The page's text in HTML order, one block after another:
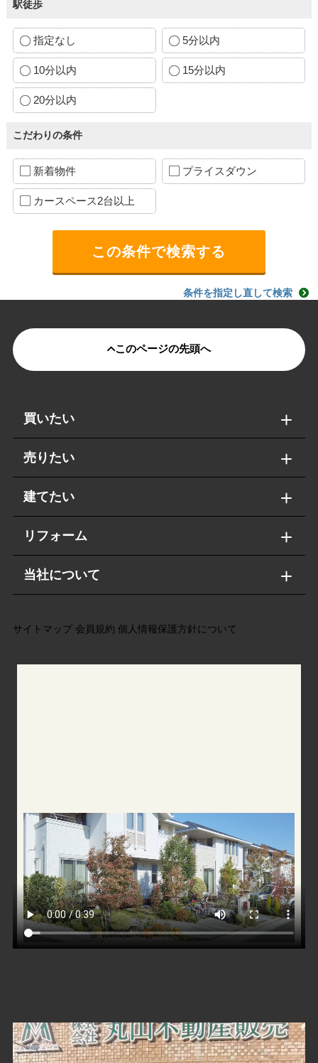
駅徒歩
指定なし 5分以内
10分以内 15分以内
20分以内
こだわりの条件
新着物件 プライスダウン
カースペース2台以上
条件を指定し直して検索
このページの先頭へ
買いたい
売りたい
建てたい
リフォーム
当社について
サイトマップ 会員規約 個人情報保護方針について